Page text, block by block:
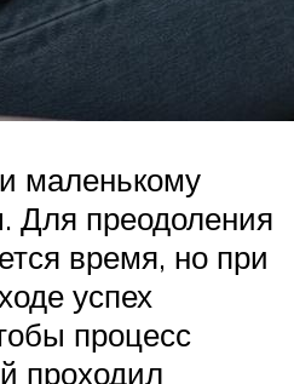
маленькому
Для преодоления
время, но при
успех
процесс
проходил